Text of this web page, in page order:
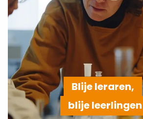
Blije leraren,
blije leerlingen